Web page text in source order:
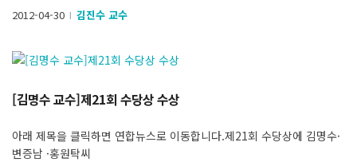
2012-04-30 l 김진수 교수
[김명수 교수]제21회 수당상 수상
아래 제목을 클릭하면 연합뉴스로 이동합니다.제21회 수당상에 김명수·
변증남 ·홍원탁씨